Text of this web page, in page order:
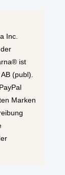
Inc.
ist
(publ).
Marken